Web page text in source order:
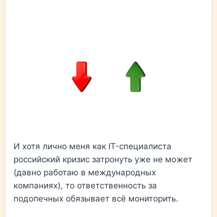
И хотя лично меня как IT-специалиста
российский кризис затронуть уже не может
(давно работаю в международных
компаниях), то ответственность за
подопечных обязывает всё мониторить.